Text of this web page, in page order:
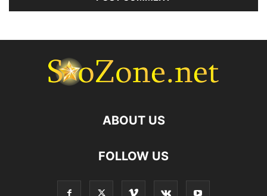
ABOUT US
FOLLOW US